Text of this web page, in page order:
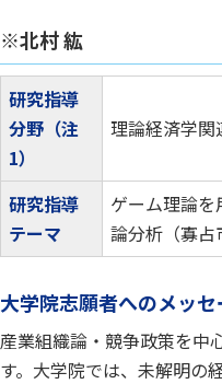
※北村 紘
研究指導
分野（注
1）
理論経済学関
研究指導
テーマ
ゲーム理論
論分析（寡占
大学院志願者へのメッセ
産業組織論・競争政策を中
す。大学院では、未解明の